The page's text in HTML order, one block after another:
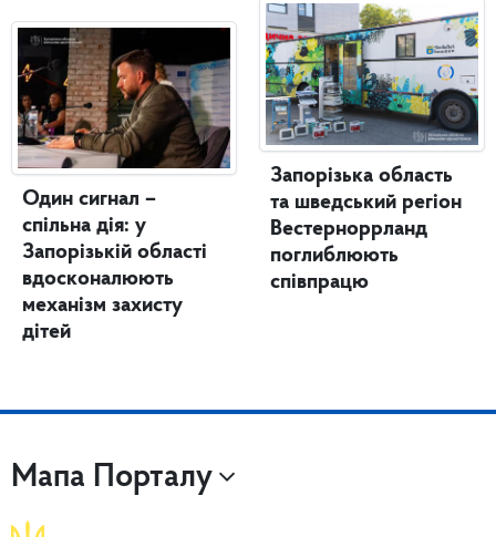
Один сигнал –
спільна дія: у
Запорізькій області
вдосконалюють
механізм захисту
дітей
Запорізька область
та шведський регіон
Вестерноррланд
поглиблюють
співпрацю
Мапа Порталу